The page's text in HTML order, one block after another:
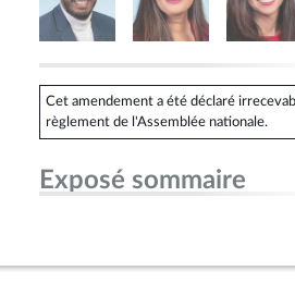
19 octobre 2024
11 octobre 2024
14 octobre 2024
16 octobre 2024
Cet amendement a été déclaré
règlement de l'Assemblée nationale.
Exposé sommaire